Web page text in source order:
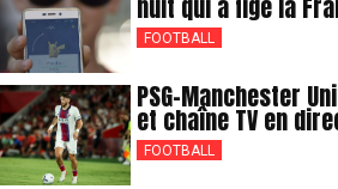
nuit qui a figé la
FOOTBALL
PSG-Manchester
et chaîne TV en
FOOTBALL